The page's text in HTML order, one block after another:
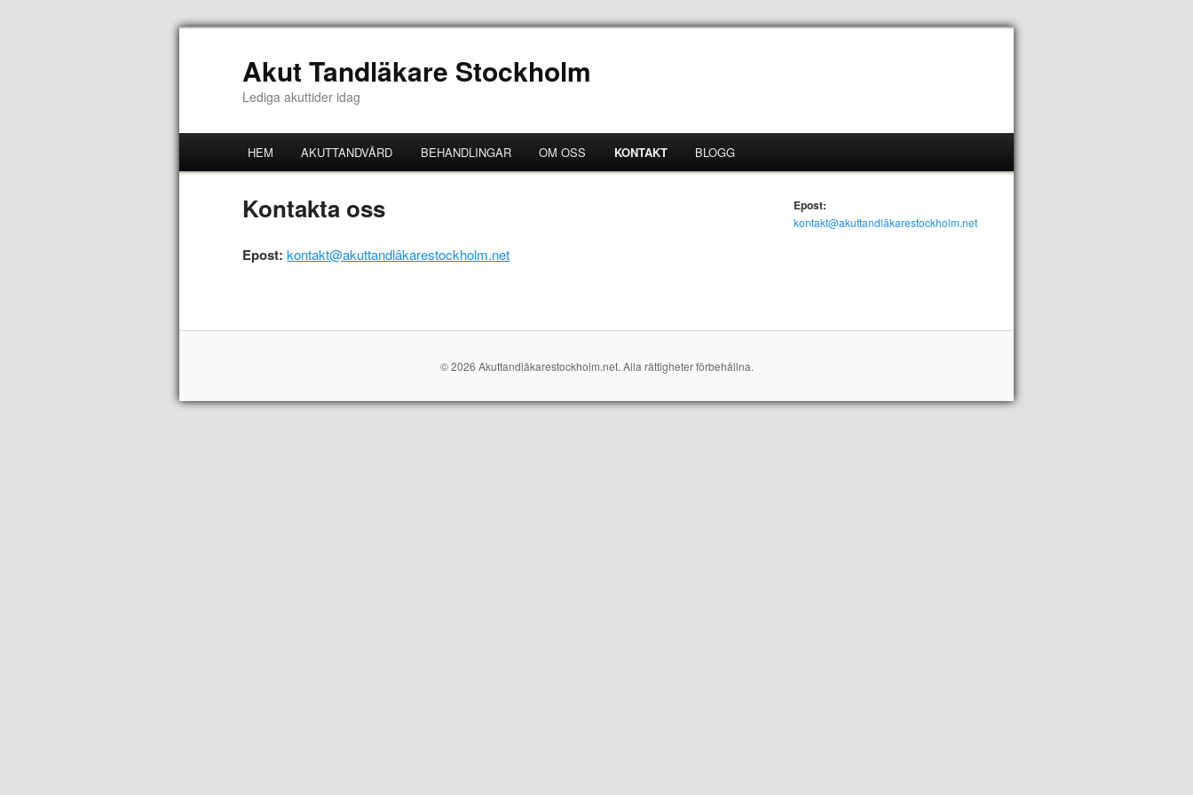
Akut Tandläkare Stockholm
Lediga akuttider idag
HEM AKUTTANDVÅRD BEHANDLINGAR OM OSS KONTAKT BLOGG
Kontakta oss
Epost: kontakt@akuttandläkarestockholm.net
Epost:
kontakt@akuttandläkarestockholm.net
© 2026 Akuttandläkarestockholm.net. Alla rättigheter förbehållna.